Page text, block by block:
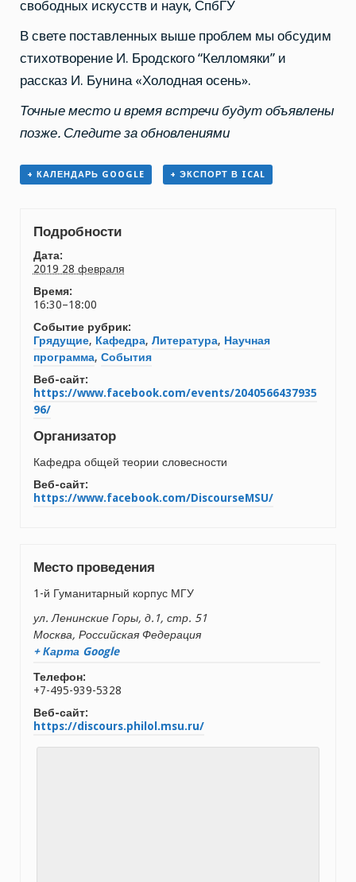
свободных искусств и наук, СпбГУ
В свете поставленных выше проблем мы обсудим
стихотворение И. Бродского “Келломяки” и
рассказ И. Бунина «Холодная осень».
Точные место и время встречи будут объявлены
позже. Следите за обновлениями
+ КАЛЕНДАРЬ GOOGLE + ЭКСПОРТ В ICAL
Подробности
Дата:
2019 28 февраля
Время:
16:30–18:00
Событие рубрик:
Грядущие, Кафедра, Литература, Научная
программа, События
Веб-сайт:
https://www.facebook.com/events/2040566437935
96/
Организатор
Кафедра общей теории словесности
Веб-сайт:
https://www.facebook.com/DiscourseMSU/
Место проведения
1-й Гуманитарный корпус МГУ
ул. Ленинские Горы, д.1, стр. 51
Москва, Российская Федерация
+ Карта Google
Телефон:
+7-495-939-5328
Веб-сайт:
https://discours.philol.msu.ru/